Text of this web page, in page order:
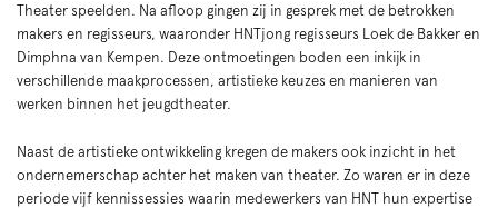
Theater speelden. Na afloop gingen zij in gesprek met de betrokken
makers en regisseurs, waaronder HNTjong regisseurs Loek de Bakker en
Dimphna van Kempen. Deze ontmoetingen boden een inkijk in
verschillende maakprocessen, artistieke keuzes en manieren van
werken binnen het jeugdtheater.
Naast de artistieke ontwikkeling kregen de makers ook inzicht in het
ondernemerschap achter het maken van theater. Zo waren er in deze
periode vijf kennissessies waarin medewerkers van HNT hun expertise